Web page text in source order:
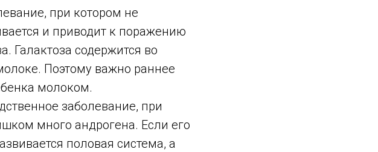
при котором не
и приводит к поражению
Галактоза содержится во
Поэтому важно раннее
молоком.
заболевание, при
много андрогена. Если его
половая система, а